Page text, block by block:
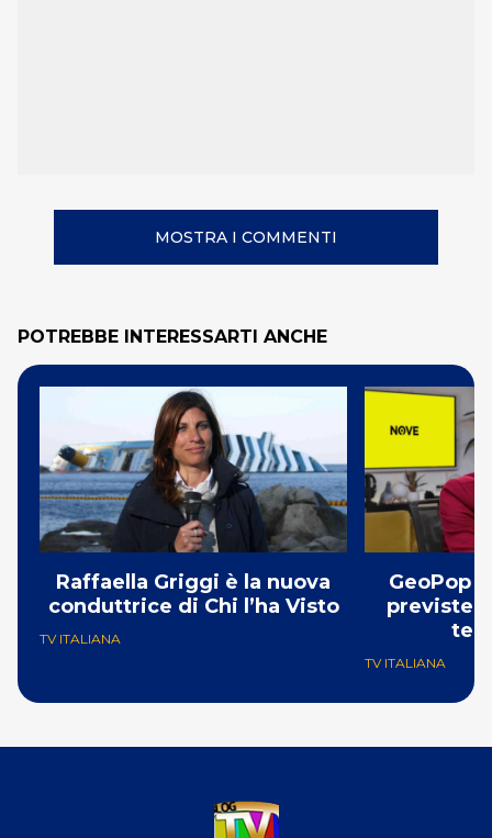
MOSTRA I COMMENTI
POTREBBE INTERESSARTI ANCHE
Raffaella Griggi è la nuova
conduttrice di Chi l’ha Visto
TV ITALIANA
GeoPop
previste
TV ITALIANA